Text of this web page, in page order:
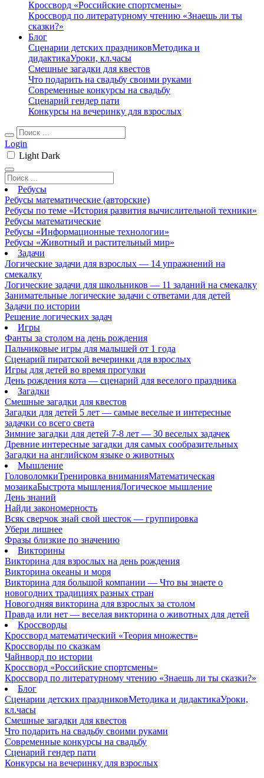
Кроссворд «Российские спортсмены»
Кроссворд по литературному чтению «Знаешь ли ты
сказки?»
Блог
Сценарии детских праздниковМетодика и
дидактикаУроки, кл.часы
Смешные загадки для квестов
Что подарить на свадьбу своими руками
Современные конкурсы на свадьбу
Сценарий гендер пати
Конкурсы на вечеринку для взрослых
Login
Light Dark
Ребусы
Ребусы математические (авторские)
Ребусы по теме «История развития вычислительной техники»
Ребусы математические
Ребусы «Информационные технологии»
Ребусы «Животный и растительный мир»
Задачи
Логические задачи для взрослых — 14 упражнений на
смекалку
Логические задачи для школьников — 11 заданий на смекалку
Занимательные логические задачи с ответами для детей
Задачи по истории
Решение логических задач
Игры
Фанты за столом на день рождения
Пальчиковые игры для малышей от 1 года
Сценарий пиратской вечеринки для взрослых
Игры для детей во время прогулки
День рождения кота — сценарий для веселого праздника
Загадки
Смешные загадки для квестов
Загадки для детей 5 лет — самые веселые и интересные
задачки со всего света
Зимние загадки для детей 7-8 лет — 30 веселых задачек
Древние интересные загадки для самых сообразительных
Загадки на английском языке о животных
Мышление
ГоловоломкиТренировка вниманияМатематическая
мозаикаБыстрота мышленияЛогическое мышление
День знаний
Найди закономерность
Всяк сверчок знай свой шесток — группировка
Убери лишнее
Фразы близкие по значению
Викторины
Викторина для взрослых на день рождения
Викторина океаны и моря
Викторина для большой компании — Что вы знаете о
новогодних традициях разных стран
Новогодняя викторина для взрослых за столом
Правда или нет — веселая викторина о животных для детей
Кроссворды
Кроссворд математический «Теория множеств»
Кроссворды по сказкам
Чайнворд по истории
Кроссворд «Российские спортсмены»
Кроссворд по литературному чтению «Знаешь ли ты сказки?»
Блог
Сценарии детских праздниковМетодика и дидактикаУроки,
кл.часы
Смешные загадки для квестов
Что подарить на свадьбу своими руками
Современные конкурсы на свадьбу
Сценарий гендер пати
Конкурсы на вечеринку для взрослых